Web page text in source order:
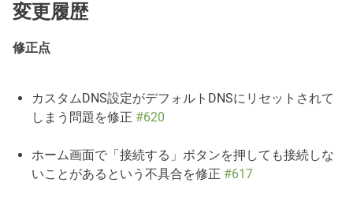
変更履歴
修正点
カスタムDNS設定がデフォルトDNSにリセットされて
しまう問題を修正 #620
ホーム画面で「接続する」ボタンを押しても接続しな
いことがあるという不具合を修正 #617